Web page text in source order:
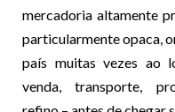
mercadoria altamente
particularmente opaca,
país muitas vezes ao
venda, transporte,